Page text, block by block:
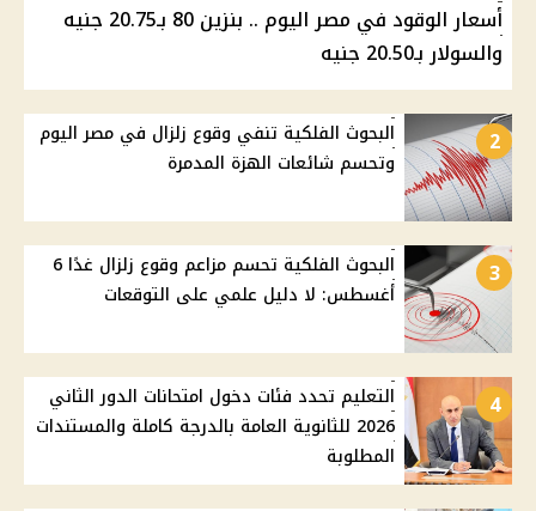
أسعار الوقود في مصر اليوم .. بنزين 80 بـ20.75 جنيه
والسولار بـ20.50 جنيه
2
البحوث الفلكية تنفي وقوع زلزال في مصر اليوم
وتحسم شائعات الهزة المدمرة
3
البحوث الفلكية تحسم مزاعم وقوع زلزال غدًا 6
أغسطس: لا دليل علمي على التوقعات
4
التعليم تحدد فئات دخول امتحانات الدور الثاني
2026 للثانوية العامة بالدرجة كاملة والمستندات
المطلوبة